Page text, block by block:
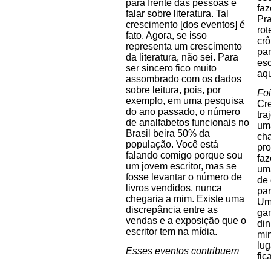
para frente das pessoas e
falar sobre literatura. Tal
crescimento [dos eventos] é
fato. Agora, se isso
representa um crescimento
da literatura, não sei. Para
ser sincero fico muito
assombrado com os dados
sobre leitura, pois, por
exemplo, em uma pesquisa
do ano passado, o número
de analfabetos funcionais no
Brasil beira 50% da
população. Você está
falando comigo porque sou
um jovem escritor, mas se
fosse levantar o número de
livros vendidos, nunca
chegaria a mim. Existe uma
discrepância entre as
vendas e a exposição que o
escritor tem na mídia.
Esses eventos contribuem
de